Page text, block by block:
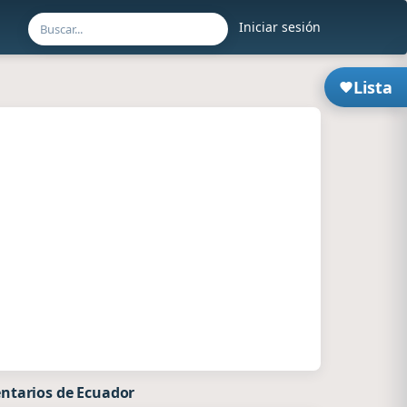
Iniciar sesión
Lista
de Ecuador